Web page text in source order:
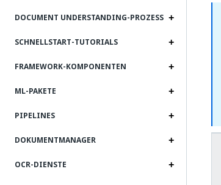
DOCUMENT UNDERSTANDING-PROZESS
SCHNELLSTART-TUTORIALS
FRAMEWORK-KOMPONENTEN
ML-PAKETE
PIPELINES
DOKUMENTMANAGER
OCR-DIENSTE